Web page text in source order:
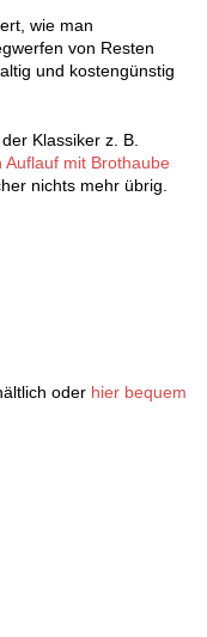
wie man
von Resten
und kostengünstig
Klassiker z. B.
Auflauf mit Brothaube
nichts mehr übrig.
oder hier bequem